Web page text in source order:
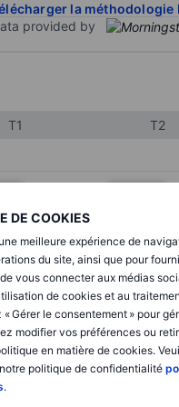
DE COOKIES
meilleure expérience de
du site, ainsi que pour
vous connecter aux médias
de cookies et au
Gérer le consentement » pour
modifier vos préférences ou
en matière de cookies.
politique de confidentialité
.
la méthodologie
provided by
T1 T2
XXXXXXX
XXXXXXX
XXXXXXX
XXXXXXX